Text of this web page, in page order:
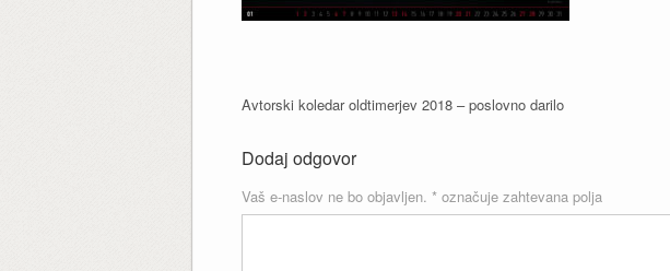
Avtorski koledar oldtimerjev 2018 – poslovno darilo
Dodaj odgovor
Vaš e-naslov ne bo objavljen. *označuje zahtevana polja